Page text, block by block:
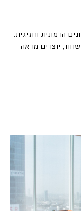
קוד אימות
הרמונית וחגיגית.
יוצרים מראה